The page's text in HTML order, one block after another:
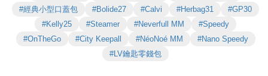
#經典小型口蓋包
#Bolide27 #Calvi #Herbag31
#GP30
#Kelly25
#Steamer #Neverfull MM
#Speedy
#OnTheGo
#City Keepall #NéoNoé MM
#Nano Speedy
#LV鑰匙零錢包